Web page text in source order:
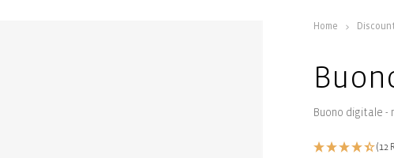
Home
Buono digitale -
(12